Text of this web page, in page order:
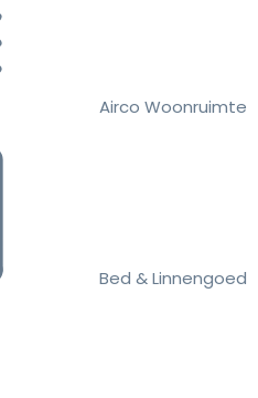
Airco Woonruimte
Bed & Linnengoed